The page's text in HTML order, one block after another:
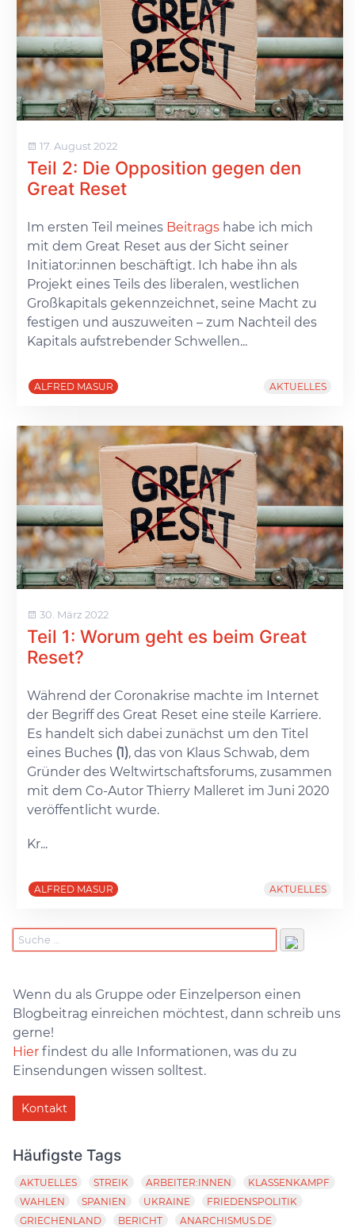
17. August 2022
Teil 2: Die Opposition gegen den
Great Reset
Im ersten Teil meines Beitragshabe ich mich
mit dem Great Reset aus der Sicht seiner
Initiator:innen beschäftigt. Ich habe ihn als
Projekt eines Teils des liberalen, westlichen
Großkapitals gekennzeichnet, seine Macht zu
festigen und auszuweiten – zum Nachteil des
Kapitals aufstrebender Schwellen...
ALFRED MASUR AKTUELLES
30. März 2022
Teil 1: Worum geht es beim Great
Reset?
Während der Coronakrise machte im Internet
der Begriff des Great Reset eine steile Karriere.
Es handelt sich dabei zunächst um den Titel
eines Buches (1), das von Klaus Schwab, dem
Gründer des Weltwirtschaftsforums, zusammen
mit dem Co-Autor Thierry Malleret im Juni 2020
veröffentlicht wurde.
Kr...
ALFRED MASUR AKTUELLES
Wenn du als Gruppe oder Einzelperson einen
Blogbeitrag einreichen möchtest, dann schreib uns
gerne!
Hier findest du alle Informationen, was du zu
Einsendungen wissen solltest.
Kontakt
Häufigste Tags
AKTUELLES STREIK ARBEITER:INNEN
KLASSENKAMPF
WAHLEN
SPANIEN UKRAINE
FRIEDENSPOLITIK
GRIECHENLAND
BERICHT
ANARCHISMUS.DE